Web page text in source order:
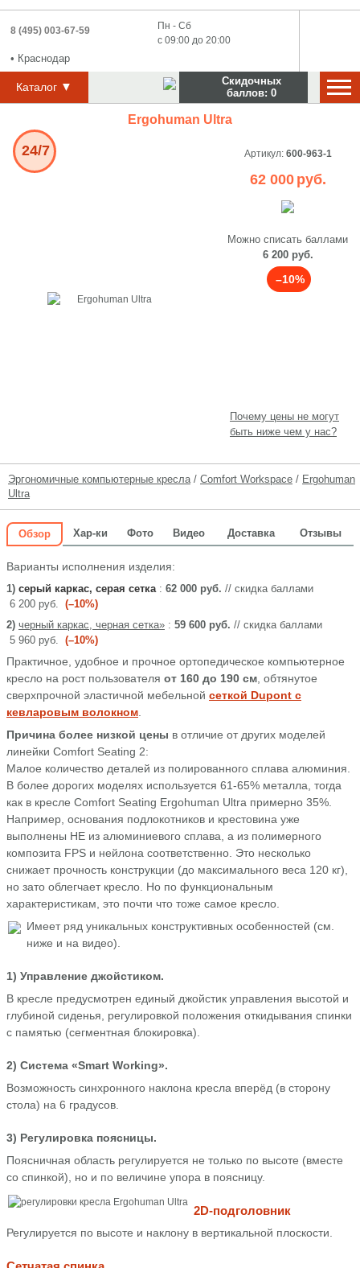
8 (495) 003-67-59
• Краснодар
Пн - Сб
с 09:00 до 20:00
Каталог ▼
Скидочных
баллов: 0
Почему цены не могут
быть ниже чем у нас?
Ergohuman Ultra
24/7 Артикул: 600-963-1
62 000 руб.
Можно списать баллами
6 200 руб.
–10%
Эргономичные компьютерные кресла / Comfort Workspace / Ergohuman
Ultra
Обзор Хар-ки Фото Видео Доставка Отзывы
Варианты исполнения изделия:
1) серый каркас, серая сетка: 62 000 руб. // скидка баллами
6 200 руб. (–10%)
2) черный каркас, черная сетка» : 59 600 руб. // скидка баллами
5 960 руб. (–10%)
Практичное, удобное и прочное ортопедическое компьютерное
кресло на рост пользователя от 160 до 190 см , обтянутое
сверхпрочной эластичной мебельной сеткой Dupont с
кевларовым волокном
Причина более низкой цены в отличие от других моделей
линейки Comfort Seating 2:
Малое количество деталей из полированного сплава алюминия.
В более дорогих моделях используется 61-65% металла, тогда
как в кресле Comfort Seating Ergohuman Ultra примерно 35%.
Например, основания подлокотников и крестовина уже
выполнены НЕ из алюминиевого сплава, а из полимерного
композита FPS и нейлона соответственно. Это несколько
снижает прочность конструкции (до максимального веса 120 кг),
но зато облегчает кресло. Но по функциональным
характеристикам, это почти что тоже самое кресло.
Имеет ряд уникальных конструктивных особенностей (см.
ниже и на видео).
1) Управление джойстиком.
В кресле предусмотрен единый джойстик управления высотой и
глубиной сиденья, регулировкой положения откидывания спинки
с памятью (сегментная блокировка).
2) Система «Smart Working».
Возможность синхронного наклона кресла вперёд (в сторону
стола) на 6 градусов.
3) Регулировка поясницы.
Поясничная область регулируется не только по высоте (вместе
со спинкой), но и по величине упора в поясницу.
2D-подголовник
Регулируется по высоте и наклону в вертикальной плоскости.